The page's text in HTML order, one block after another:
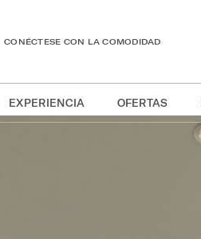
CONÉCTESE CON LA COMODIDAD
EXPERIENCIA OFERTAS